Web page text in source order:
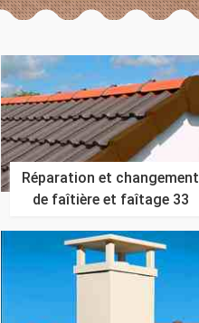
Réparation et changement
de faîtière et faîtage 33